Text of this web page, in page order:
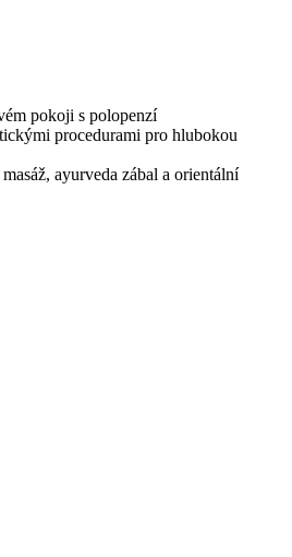
pokoji s polopenzí
procedurami pro hlubokou
ayurveda zábal a orientální